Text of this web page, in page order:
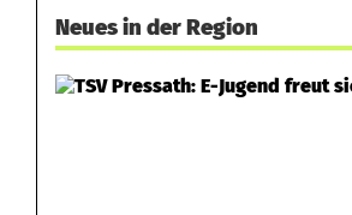
Neues in der Region